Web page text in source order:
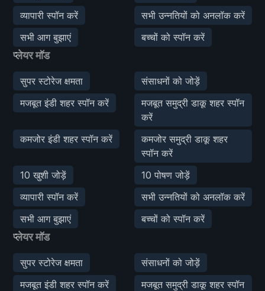
व्यापारी स्पॉन करें
सभी उन्नतियों को अनलॉक करें
सभी आग बुझाएं
बच्चों को स्पॉन करें
प्लेयर मॉड
सुपर स्टोरेज क्षमता
संसाधनों को जोड़ें
मजबूत इंडी शहर स्पॉन करें
मजबूत समुद्री डाकू शहर स्पॉन
करें
कमजोर इंडी शहर स्पॉन करें
कमजोर समुद्री डाकू शहर
स्पॉन करें
10 खुशी जोड़ें
10 पोषण जोड़ें
व्यापारी स्पॉन करें
सभी उन्नतियों को अनलॉक करें
सभी आग बुझाएं
बच्चों को स्पॉन करें
प्लेयर मॉड
सुपर स्टोरेज क्षमता
संसाधनों को जोड़ें
मजबूत इंडी शहर स्पॉन करें
मजबूत समुद्री डाकू शहर स्पॉन